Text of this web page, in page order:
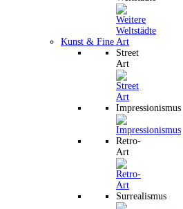
Kunst & Fine Art
Street
Art
Impressionismus
Retro-
Art
Surrealismus